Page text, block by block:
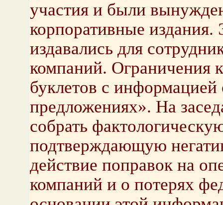
участия и были
корпоративные
издавались для
компаний. Ограничения
буклетов с
предложениях». На
собрать
подтверждающую
действие поправок на
компаний и о потерях